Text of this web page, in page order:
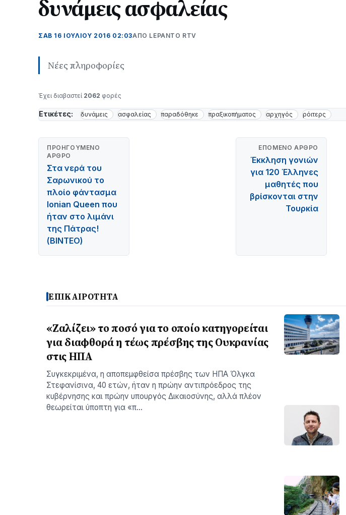
δυνάμεις ασφαλείας
ΣΑΒ 16 ΙΟΥΛΊΟΥ 2016 02:03ΑΠΌ LEPANTO RTV
Νέες πληροφορίες
Έχει διαβαστεί 2062 φορές
Ετικέτες: δυνάμεις ασφαλείας παραδόθηκε πραξικοπήματος αρχηγός ρόιτερς
ΠΡΟΗΓΟΎΜΕΝΟ
ΆΡΘΡΟ
Στα νερά του
Σαρωνικού το
πλοίο φάντασμα
Ionian Queen που
ήταν στο λιμάνι
της Πάτρας!
(BINTEO)
ΕΠΌΜΕΝΟ ΆΡΘΡΟ
Έκκληση γονιών
για 120 Έλληνες
μαθητές που
βρίσκονται στην
Τουρκία
ΕΠΙΚΑΙΡΟΤΗΤΑ
«Ζαλίζει» το ποσό για το οποίο κατηγορείται
για διαφθορά η τέως πρέσβης της Ουκρανίας
στις ΗΠΑ
Συγκεκριμένα, η αποπεμφθείσα πρέσβης των ΗΠΑ Όλγκα
Στεφανίσινα, 40 ετών, ήταν η πρώην αντιπρόεδρος της
κυβέρνησης και πρώην υπουργός Δικαιοσύνης, αλλά πλέον
θεωρείται ύποπτη για «π…